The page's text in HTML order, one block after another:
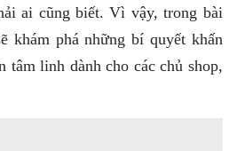
ai cũng biết. Vì vậy, trong bài
khám phá những bí quyết khấn
tâm linh dành cho các chủ shop,